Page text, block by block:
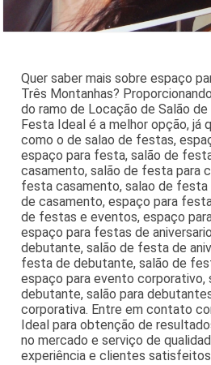
Quer saber mais sobre espaço
Três Montanhas?
do ramo de Locação de Salão
Festa Ideal é a melhor opção, já
como o de salao de festas,
espaço para festa, salão de
casamento, salão de festa para
festa casamento, salao de
de casamento, espaço para
de festas e eventos, espaço
espaço para festas de
debutante, salão de festa de
festa de debutante, salão de
espaço para evento corporativo,
debutante, salão para
corporativa. Entre em contato
Ideal para obtenção de
no mercado e serviço de
experiência e clientes